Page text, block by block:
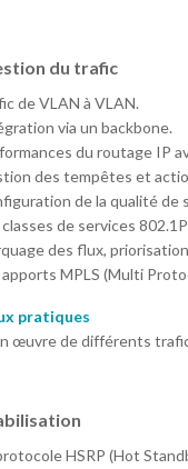
du trafic
de VLAN à VLAN.
via un backbone.
du routage IP
des tempêtes et
de la qualité de
de services
des flux,
apports MPLS (Multi
pratiques
œuvre de différents
HSRP (Hot